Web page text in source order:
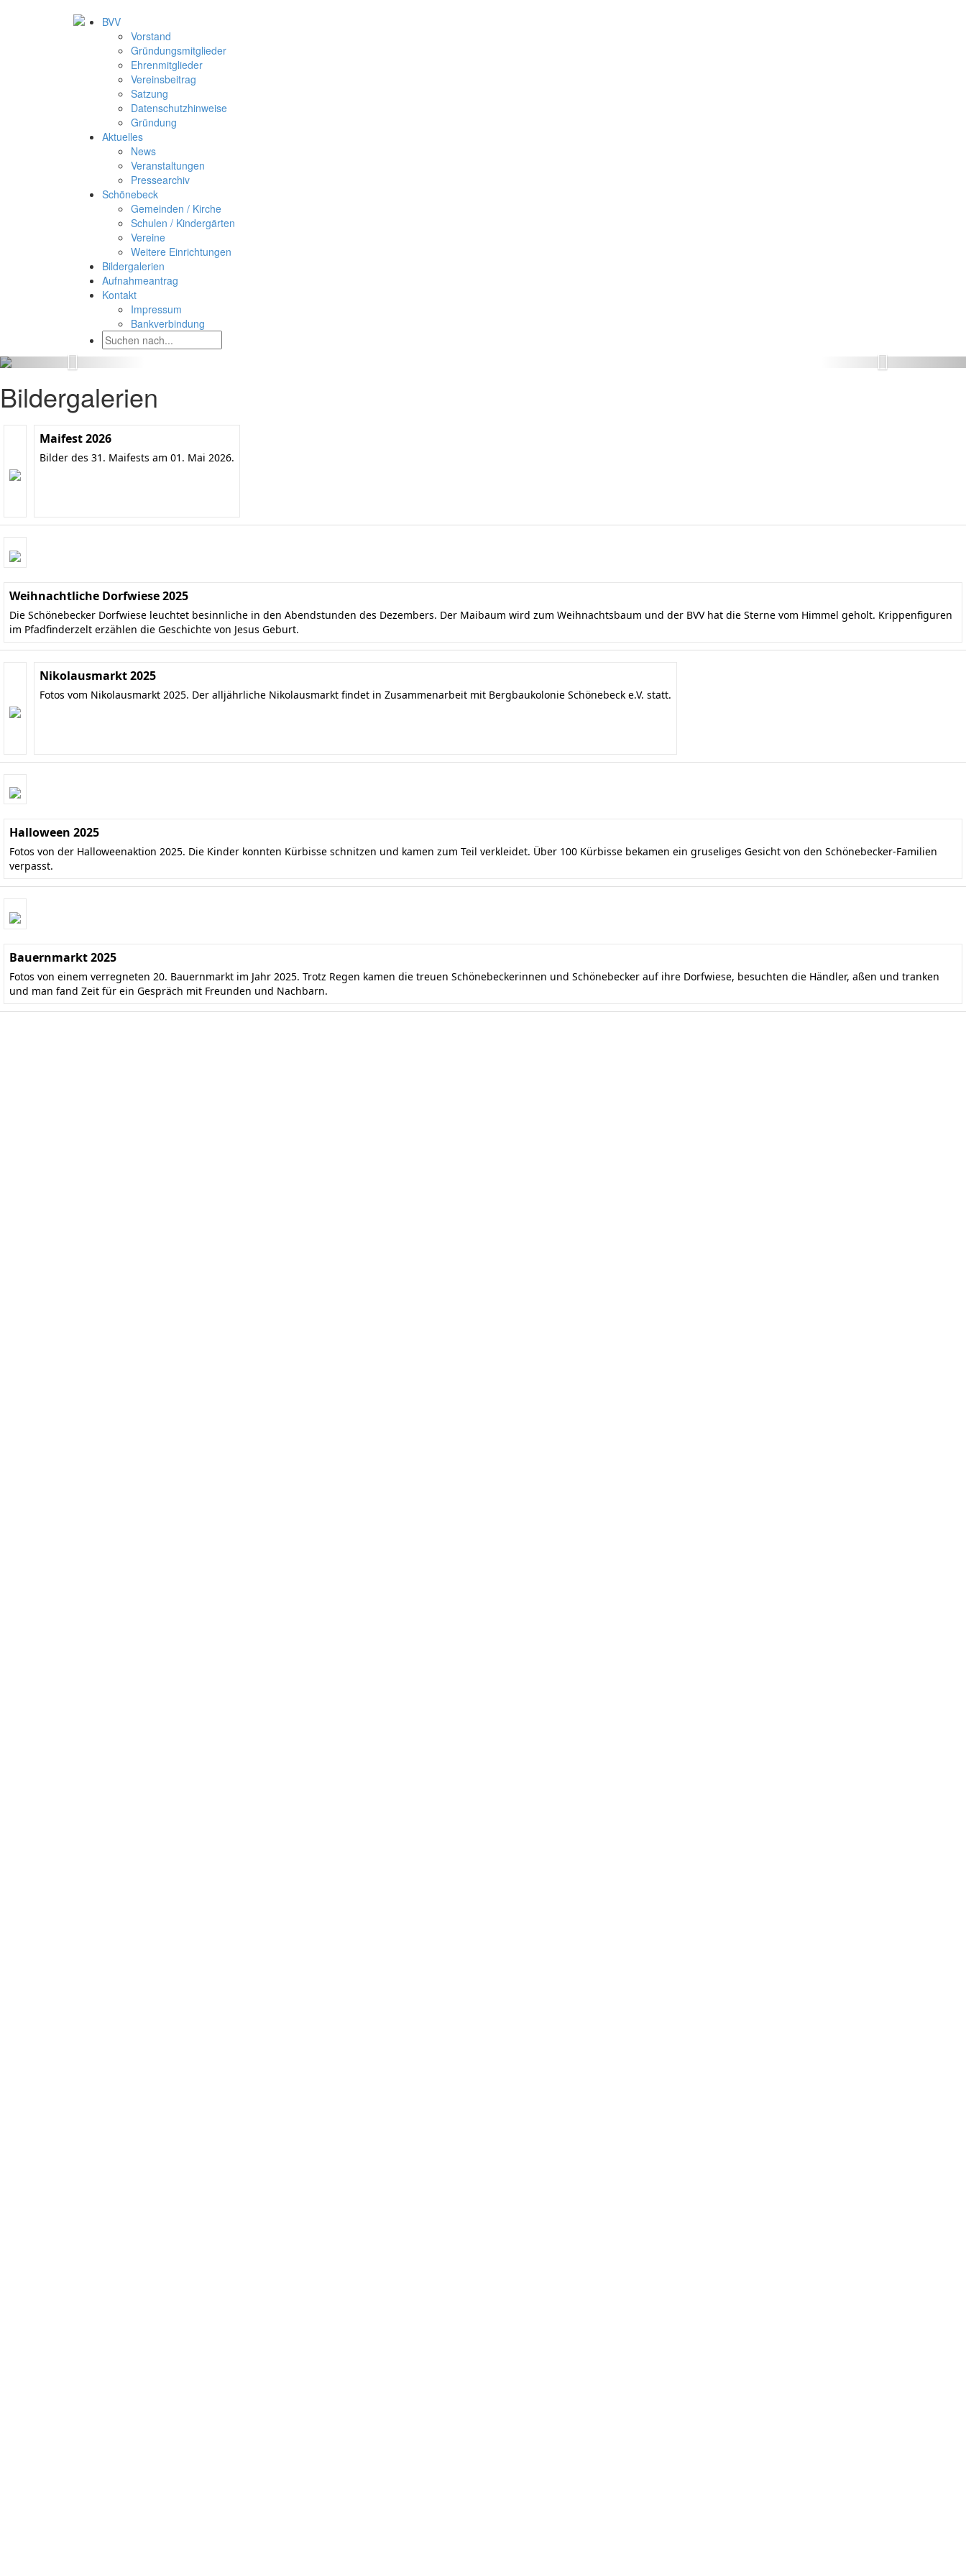
BVV
Vorstand
Gründungsmitglieder
Ehrenmitglieder
Vereinsbeitrag
Satzung
Datenschutzhinweise
Gründung
Aktuelles
News
Veranstaltungen
Pressearchiv
Schönebeck
Gemeinden / Kirche
Schulen / Kindergärten
Vereine
Weitere Einrichtungen
Bildergalerien
Aufnahmeantrag
Kontakt
Impressum
Bankverbindung
Bildergalerien
Maifest 2026
Bilder des 31. Maifests am 01. Mai 2026.
Weihnachtliche Dorfwiese 2025
Die Schönebecker Dorfwiese leuchtet besinnliche in den Abendstunden des Dezembers. Der Maibaum wird zum Weihnachtsbaum und der BVV hat die Sterne vom Himmel geholt. Krippenfiguren
im Pfadfinderzelt erzählen die Geschichte von Jesus Geburt.
Nikolausmarkt 2025
Fotos vom Nikolausmarkt 2025. Der alljährliche Nikolausmarkt findet in Zusammenarbeit mit Bergbaukolonie Schönebeck e.V. statt.
Halloween 2025
Fotos von der Halloweenaktion 2025. Die Kinder konnten Kürbisse schnitzen und kamen zum Teil verkleidet. Über 100 Kürbisse bekamen ein gruseliges Gesicht von den Schönebecker-Familien
verpasst.
Bauernmarkt 2025
Fotos von einem verregneten 20. Bauernmarkt im Jahr 2025. Trotz Regen kamen die treuen Schönebeckerinnen und Schönebecker auf ihre Dorfwiese, besuchten die Händler, aßen und tranken
und man fand Zeit für ein Gespräch mit Freunden und Nachbarn.